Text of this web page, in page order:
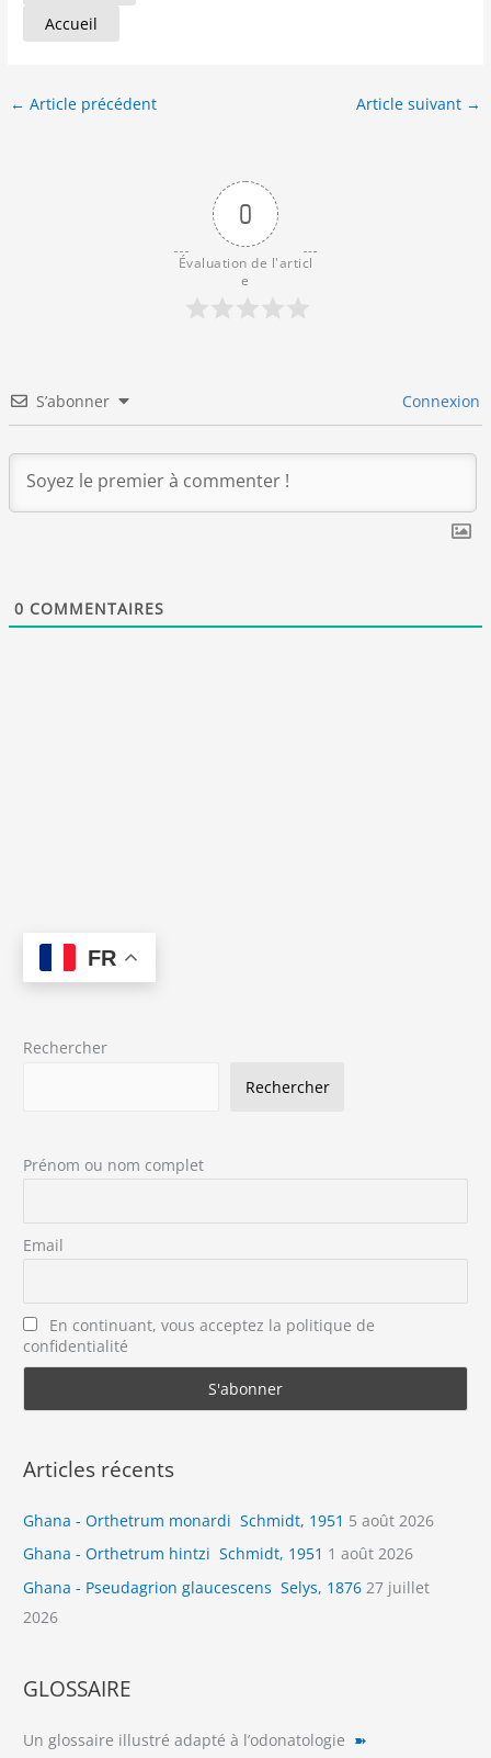
Accueil
← Article précédent Article suivant →
0
Évaluation de l'articl
e
S’abonner Connexion
0 COMMENTAIRES
FR
Rechercher
Rechercher
Prénom ou nom complet
Email
En continuant, vous acceptez la politique de
confidentialité
Articles récents
Ghana - Orthetrum monardi Schmidt, 1951 5 août 2026
Ghana - Orthetrum hintzi Schmidt, 1951 1 août 2026
Ghana - Pseudagrion glaucescens Selys, 1876 27 juillet
2026
GLOSSAIRE
Un glossaire illustré adapté à l’odonatologie ➽